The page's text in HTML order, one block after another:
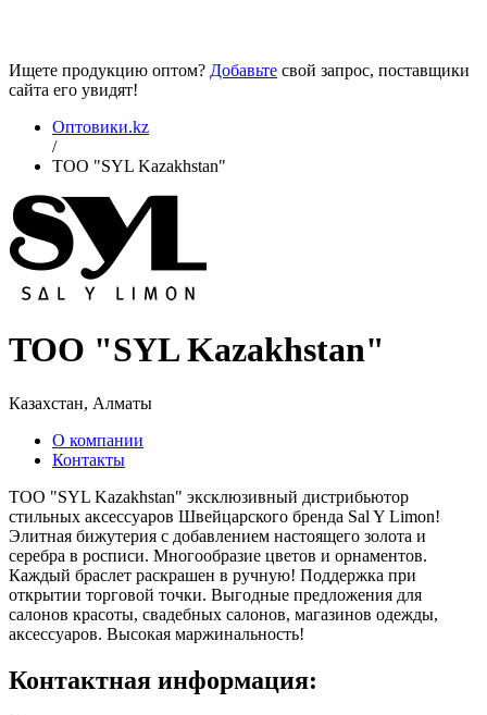
Ищете продукцию оптом? Добавьте свой запрос, поставщики
сайта его увидят!
Оптовики.kz
/
TOO "SYL Kazakhstan"
TOO "SYL Kazakhstan"
Казахстан, Алматы
О компании
Контакты
TOO "SYL Kazakhstan" эксклюзивный дистрибьютор
стильных аксессуаров Швейцарского бренда Sal Y Limon!
Элитная бижутерия с добавлением настоящего золота и
серебра в росписи. Многообразие цветов и орнаментов.
Каждый браслет раскрашен в ручную! Поддержка при
открытии торговой точки. Выгодные предложения для
салонов красоты, свадебных салонов, магазинов одежды,
аксессуаров. Высокая маржинальность!
Контактная информация: